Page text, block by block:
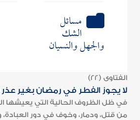
مسائل
الشك
والجهل والنسيان
الفتاوى (22)
لا يجوز الفطر في رمضان بغير
في ظل الظروف الحالية التي يعيشها
من قتل، ودمار، وخوف في دور العبادة،